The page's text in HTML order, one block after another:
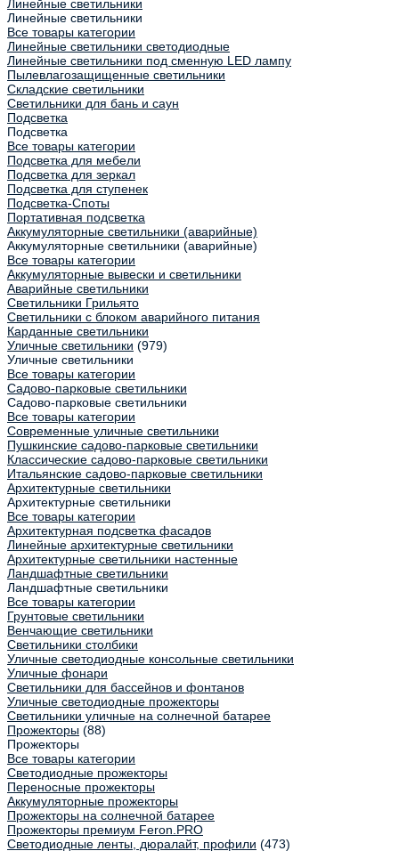
Линейные светильники
Линейные светильники
Все товары категории
Линейные светильники светодиодные
Линейные светильники под сменную LED лампу
Пылевлагозащищенные светильники
Складские светильники
Светильники для бань и саун
Подсветка
Подсветка
Все товары категории
Подсветка для мебели
Подсветка для зеркал
Подсветка для ступенек
Подсветка-Споты
Портативная подсветка
Аккумуляторные светильники (аварийные)
Аккумуляторные светильники (аварийные)
Все товары категории
Аккумуляторные вывески и светильники
Аварийные светильники
Светильники Грильято
Светильники с блоком аварийного питания
Карданные светильники
Уличные светильники (979)
Уличные светильники
Все товары категории
Садово-парковые светильники
Садово-парковые светильники
Все товары категории
Современные уличные светильники
Пушкинские садово-парковые светильники
Классические садово-парковые светильники
Итальянские садово-парковые светильники
Архитектурные светильники
Архитектурные светильники
Все товары категории
Архитектурная подсветка фасадов
Линейные архитектурные светильники
Архитектурные светильники настенные
Ландшафтные светильники
Ландшафтные светильники
Все товары категории
Грунтовые светильники
Венчающие светильники
Светильники столбики
Уличные светодиодные консольные светильники
Уличные фонари
Светильники для бассейнов и фонтанов
Уличные светодиодные прожекторы
Светильники уличные на солнечной батарее
Прожекторы (88)
Прожекторы
Все товары категории
Светодиодные прожекторы
Переносные прожекторы
Аккумуляторные прожекторы
Прожекторы на солнечной батарее
Прожекторы премиум Feron.PRO
Светодиодные ленты, дюралайт, профили (473)